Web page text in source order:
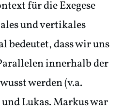
für die Exegese
und vertikales
bedeutet, dass wir uns
innerhalb der
werden (v.a.
Lukas. Markus war